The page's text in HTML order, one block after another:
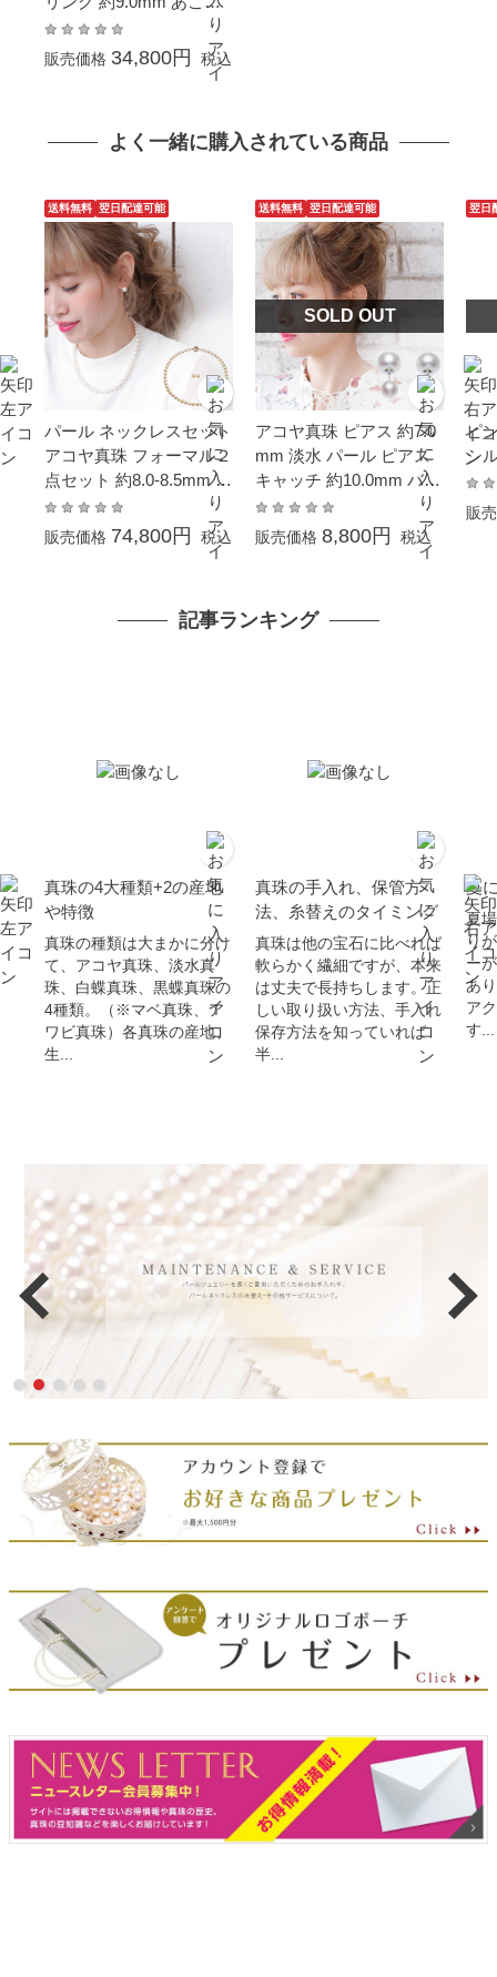
本真珠 シルバー SV 結婚
式 冠婚葬祭 葬儀 成人式
卒業 入園 入学式 母の日
販売価格 34,800円 税込
よく一緒に購入されている商品
送料無料 翌日配達可能
パール ネックレスセット
アコヤ真珠 フォーマル２
点セット 約8.0-8.5mm シ
ルバー SV 大珠 結婚式
冠婚葬祭 葬儀 成人式 卒
業 入園 入学式 母の日 プ
販売価格 74,800円 税込
送料無料 翌日配達可能
SOLD OUT
アコヤ真珠 ピアス 約7.0
mm 淡水 パール ピアス
キャッチ 約10.0mm バッ
クキャッチパール 結婚式
卒業式 入学式 母の日 冠
販売価格 8,800円 税込
翌日
ピ
シ
販
記事ランキング
真珠の4大種類+2の産地
や特徴
真珠の種類は大まかに分け
て、アコヤ真珠、淡水真
珠、白蝶真珠、黒蝶真珠の
4種類。（※マベ真珠、ア
ワビ真珠）各真珠の産地、
生...
真珠の手入れ、保管方
法、糸替えのタイミング
真珠は他の宝石に比べれば
軟らかく繊細ですが、本来
は丈夫で長持ちします。正
しい取り扱い方法、手入れ
保存方法を知っていれば
半...
夏
夏
り
ー
あ
ア
す...